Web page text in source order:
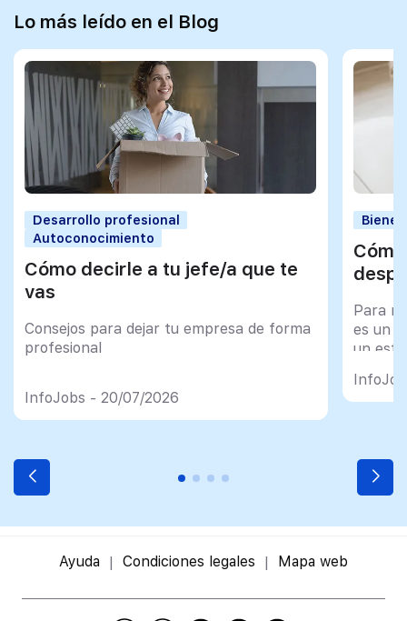
Lo más leído en el Blog
Desarrollo profesional
Autoconocimiento
Cómo decirle a tu jefe/a que te
vas
Consejos para dejar tu empresa de forma
profesional
InfoJobs - 20/07/2026
Para
es un
un
Ayuda Condiciones legales Mapa web